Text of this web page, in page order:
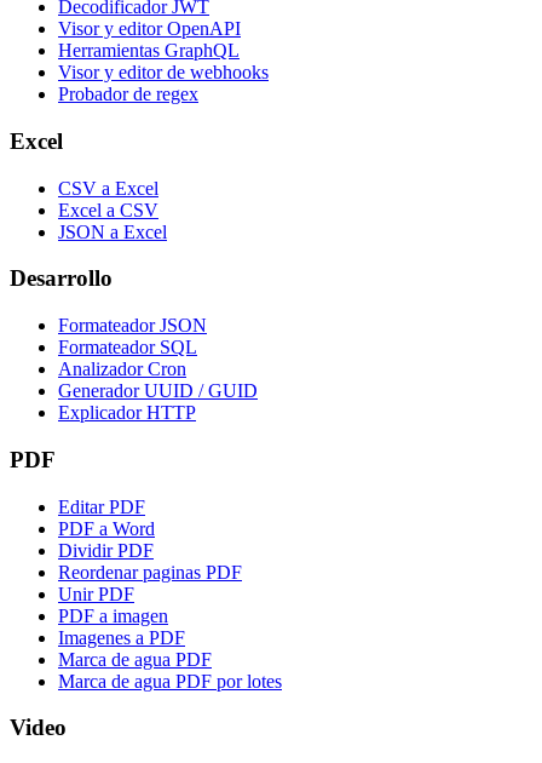
Decodificador JWT
Visor y editor OpenAPI
Herramientas GraphQL
Visor y editor de webhooks
Probador de regex
Excel
CSV a Excel
Excel a CSV
JSON a Excel
Desarrollo
Formateador JSON
Formateador SQL
Analizador Cron
Generador UUID / GUID
Explicador HTTP
PDF
Editar PDF
PDF a Word
Dividir PDF
Reordenar paginas PDF
Unir PDF
PDF a imagen
Imagenes a PDF
Marca de agua PDF
Marca de agua PDF por lotes
Video